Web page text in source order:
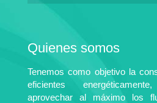
Quienes somos
Tenemos como objetivo la
eficientes
aprovechar al máximo los